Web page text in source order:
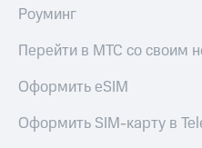
Роуминг
Перейти в МТС со своим
Оформить eSIM
Оформить SIM-карту в